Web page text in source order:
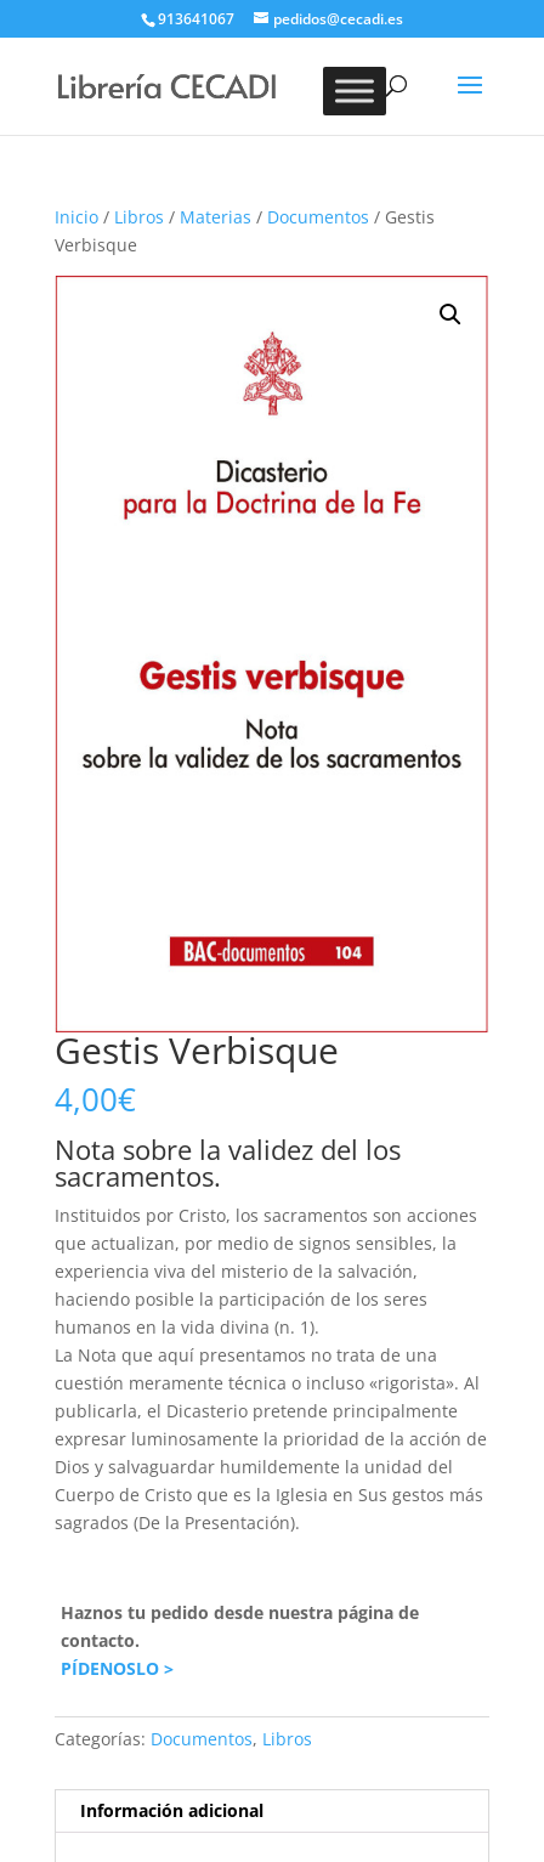
913641067 pedidos@cecadi.es
BUSCAR
Inicio/ Libros / Materias / Documentos / Gestis
Verbisque
Gestis Verbisque
4,00€
Nota sobre la validez del los
sacramentos.
Instituidos por Cristo, los sacramentos son acciones
que actualizan, por medio de signos sensibles, la
experiencia viva del misterio de la salvación,
haciendo posible la participación de los seres
humanos en la vida divina (n. 1).
La Nota que aquí presentamos no trata de una
cuestión meramente técnica o incluso «rigorista». Al
publicarla, el Dicasterio pretende principalmente
expresar luminosamente la prioridad de la acción de
Dios y salvaguardar humildemente la unidad del
Cuerpo de Cristo que es la Iglesia en Sus gestos más
sagrados (De la Presentación).
Haznos tu pedido desde nuestra página de
contacto.
PÍDENOSLO >
Categorías: Documentos, Libros
Información adicional